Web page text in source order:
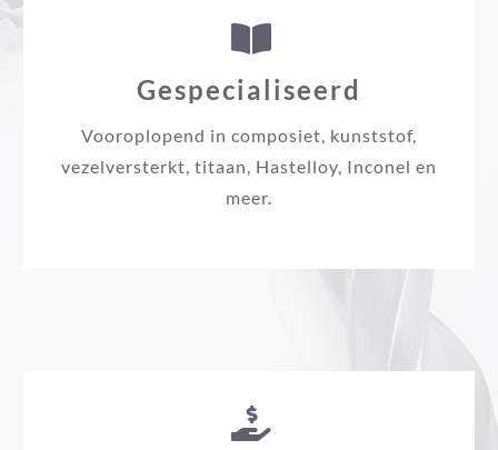
Gespecialiseerd
Vooroplopend in composiet, kunststof,
vezelversterkt, titaan, Hastelloy, Inconel en
meer.